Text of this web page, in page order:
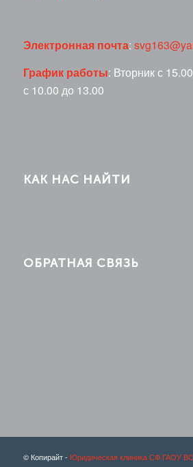
Электронная почта:
График работы: Вторник с
с 10.00 до 13.00
КАК НАС НАЙТИ
ОБРАТНАЯ СВЯЗЬ
© Копирайт - Юридическая клиника СФ ГАОУ